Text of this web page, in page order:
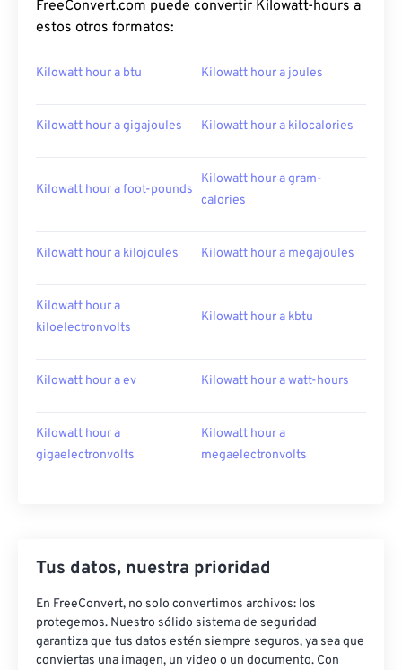
FreeConvert.com puede convertir Kilowatt-hours a
estos otros formatos:
Kilowatt hour a btu Kilowatt hour a joules
Kilowatt hour a gigajoules Kilowatt hour a kilocalories
Kilowatt hour a foot-pounds
Kilowatt hour a gram-
calories
Kilowatt hour a kilojoules Kilowatt hour a megajoules
Kilowatt hour a
kiloelectronvolts
Kilowatt hour a kbtu
Kilowatt hour a ev Kilowatt hour a watt-hours
Kilowatt hour a
gigaelectronvolts
Kilowatt hour a
megaelectronvolts
Tus datos, nuestra prioridad
En FreeConvert, no solo convertimos archivos: los
protegemos. Nuestro sólido sistema de seguridad
garantiza que tus datos estén siempre seguros, ya sea que
conviertas una imagen, un video o un documento. Con